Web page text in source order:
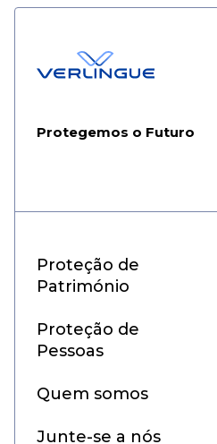
Protegemos o Futuro
Proteção de
Património
Proteção de
Pessoas
Quem somos
Junte-se a nós